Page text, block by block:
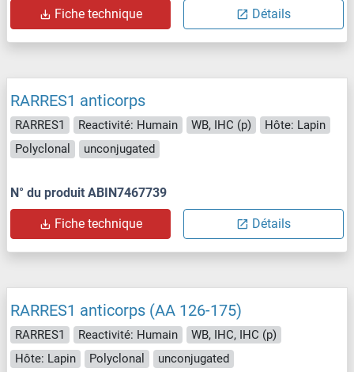
Fiche technique Détails
RARRES1 anticorps
RARRES1 Reactivité: Humain WB, IHC (p)
Hôte: Lapin
Polyclonal
unconjugated
N° du produit ABIN7467739
Fiche technique Détails
RARRES1 anticorps (AA 126-175)
RARRES1 Reactivité: Humain
WB, IHC, IHC (p)
Hôte: Lapin
Polyclonal unconjugated